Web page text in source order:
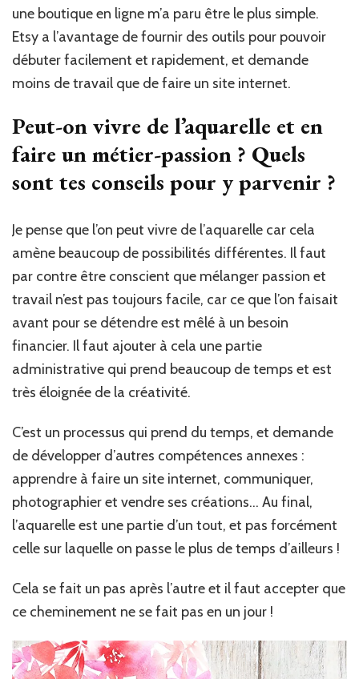
une boutique en ligne m’a paru être le plus simple.
Etsy a l’avantage de fournir des outils pour pouvoir
débuter facilement et rapidement, et demande
moins de travail que de faire un site internet.
Peut-on vivre de l’aquarelle et en
faire un métier-passion ? Quels
sont tes conseils pour y parvenir ?
Je pense que l’on peut vivre de l’aquarelle car cela
amène beaucoup de possibilités différentes. Il faut
par contre être conscient que mélanger passion et
travail n’est pas toujours facile, car ce que l’on faisait
avant pour se détendre est mêlé à un besoin
financier. Il faut ajouter à cela une partie
administrative qui prend beaucoup de temps et est
très éloignée de la créativité.
C’est un processus qui prend du temps, et demande
de développer d’autres compétences annexes :
apprendre à faire un site internet, communiquer,
photographier et vendre ses créations… Au final,
l’aquarelle est une partie d’un tout, et pas forcément
celle sur laquelle on passe le plus de temps d’ailleurs !
Cela se fait un pas après l’autre et il faut accepter que
ce cheminement ne se fait pas en un jour !